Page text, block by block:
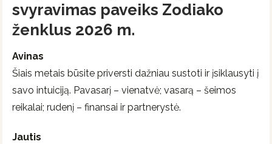
svyravimas paveiks Zodiako
ženklus 2026 m.
Avinas
Šiais metais būsite priversti dažniau sustoti ir įsiklausyti į
savo intuiciją. Pavasarį – vienatvė; vasarą – šeimos
reikalai; rudenį – finansai ir partnerystė.
Jautis